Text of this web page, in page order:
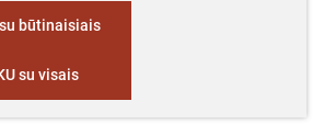
būtinaisiais
su visais